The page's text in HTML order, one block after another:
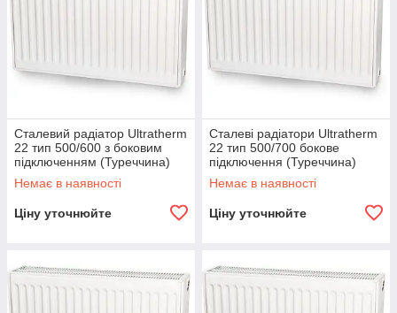
Сталевий радіатор Ultratherm
22 тип 500/600 з боковим
підключенням (Туреччина)
Немає в наявності
Ціну уточнюйте
Сталеві радіатори Ultratherm
22 тип 500/700 бокове
підключення (Туреччина)
Немає в наявності
Ціну уточнюйте